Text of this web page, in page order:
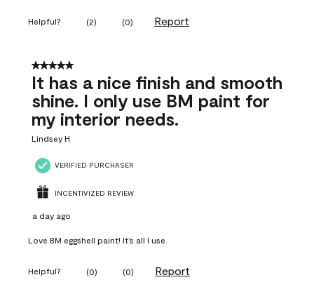
Helpful? (2) (0) Report
5 out of 5 stars.
It has a nice finish and smooth
shine. I only use BM paint for
my interior needs.
Lindsey H
VERIFIED PURCHASER
INCENTIVIZED REVIEW
a day ago
Love BM eggshell paint! It’s all I use.
Helpful? (0) (0) Report